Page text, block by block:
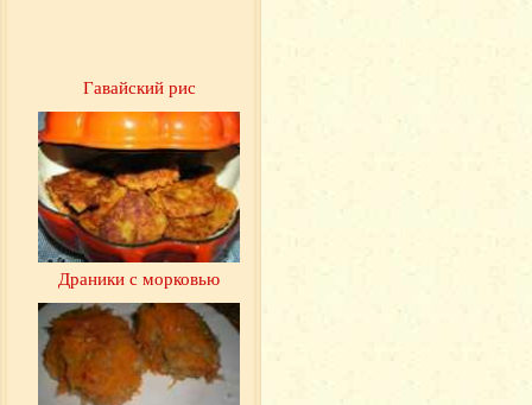
Гавайский рис
Драники с морковью